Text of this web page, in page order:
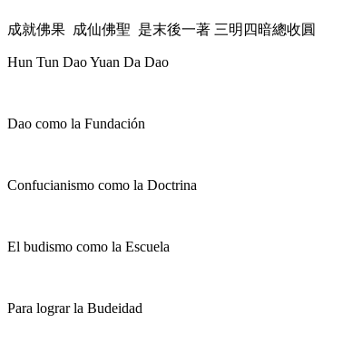
成就佛果 成仙佛聖 是末後一著 三明四暗總收圓
Hun Tun Dao Yuan Da Dao
Dao como la Fundación
Confucianismo como la Doctrina
El budismo como la Escuela
Para lograr la Budeidad